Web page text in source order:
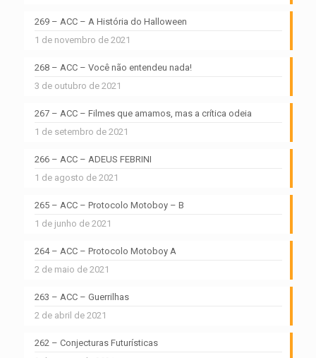
269 – ACC – A História do Halloween
1 de novembro de 2021
268 – ACC – Você não entendeu nada!
3 de outubro de 2021
267 – ACC – Filmes que amamos, mas a crítica odeia
1 de setembro de 2021
266 – ACC – ADEUS FEBRINI
1 de agosto de 2021
265 – ACC – Protocolo Motoboy – B
1 de junho de 2021
264 – ACC – Protocolo Motoboy A
2 de maio de 2021
263 – ACC – Guerrilhas
2 de abril de 2021
262 – Conjecturas Futurísticas